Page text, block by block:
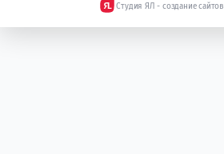
Студия ЯЛ - создание